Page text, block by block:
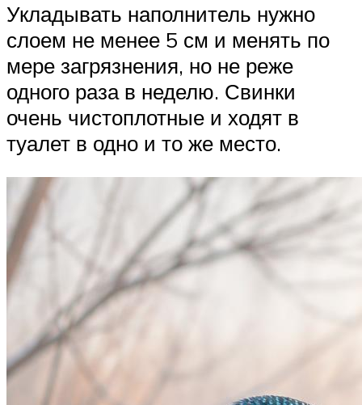
Укладывать наполнитель нужно
слоем не менее 5 см и менять по
мере загрязнения, но не реже
одного раза в неделю. Свинки
очень чистоплотные и ходят в
туалет в одно и то же место.